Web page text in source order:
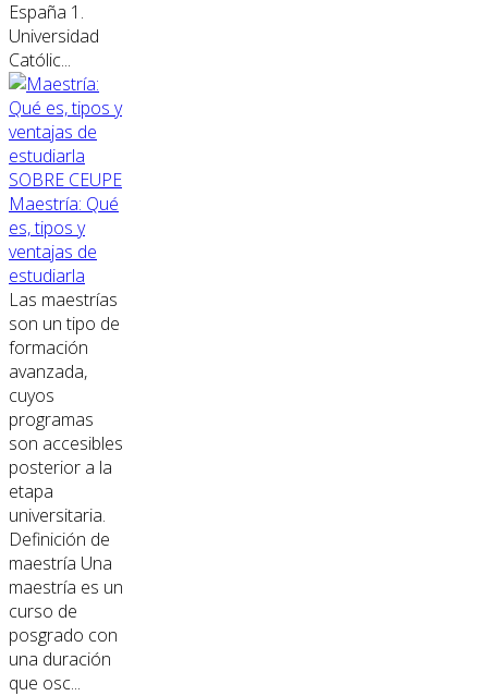
España 1.
Universidad
Católic...
SOBRE CEUPE
Maestría: Qué
es, tipos y
ventajas de
estudiarla
Las maestrías
son un tipo de
formación
avanzada,
cuyos
programas
son accesibles
posterior a la
etapa
universitaria.
Definición de
maestría Una
maestría es un
curso de
posgrado con
una duración
que osc...